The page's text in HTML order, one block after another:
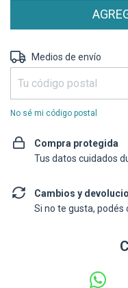
Entregas para el CP:
Medios de envío
No sé mi código postal
Compra protegida
Tus datos cuidados
Cambios y
Si no te gusta, podés